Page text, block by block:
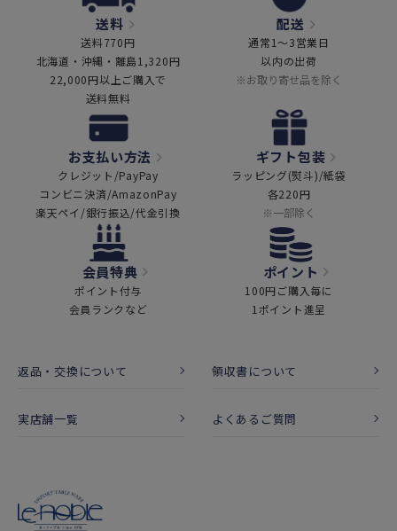
送料
送料770円
北海道・沖縄・離島1,320円
22,000円以上ご購入で
送料無料
配送
通常1～3営業日
以内の出荷
※お取り寄せ品を除く
お支払い方法
クレジット/PayPay
コンビニ決済/AmazonPay
楽天ペイ/銀行振込/代金引換
ギフト包装
ラッピング(熨斗)/紙袋
各220円
※一部除く
会員特典
ポイント付与
会員ランクなど
ポイント
100円ご購入毎に
1ポイント進呈
返品・交換について 領収書について
実店舗一覧 よくあるご質問